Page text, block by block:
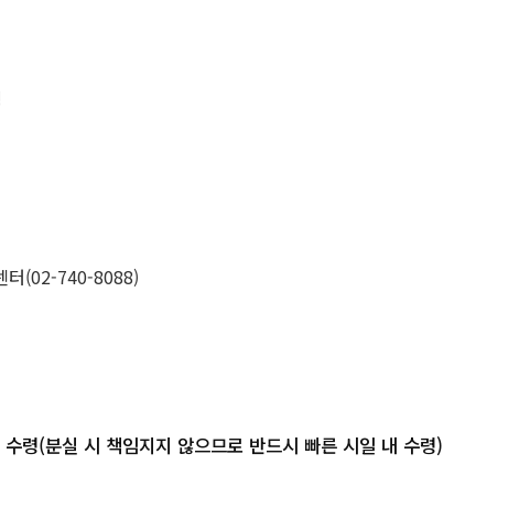
터(02-740-8088)
령(분실 시 책임지지 않으므로 반드시 빠른 시일 내 수령)